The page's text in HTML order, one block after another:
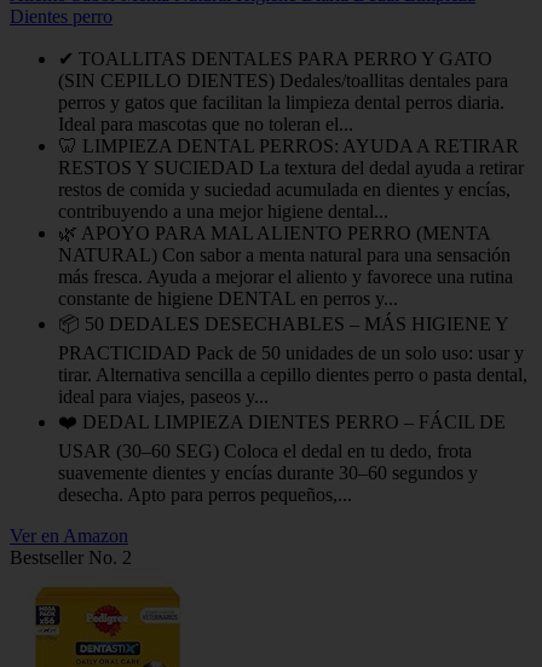
Dientes perro
✔ TOALLITAS DENTALES PARA PERRO Y GATO
(SIN CEPILLO DIENTES) Dedales/toallitas dentales para
perros y gatos que facilitan la limpieza dental perros diaria.
Ideal para mascotas que no toleran el...
🦷 LIMPIEZA DENTAL PERROS: AYUDA A RETIRAR
RESTOS Y SUCIEDAD La textura del dedal ayuda a retirar
restos de comida y suciedad acumulada en dientes y encías,
contribuyendo a una mejor higiene dental...
🌿 APOYO PARA MAL ALIENTO PERRO (MENTA
NATURAL) Con sabor a menta natural para una sensación
más fresca. Ayuda a mejorar el aliento y favorece una rutina
constante de higiene DENTAL en perros y...
📦 50 DEDALES DESECHABLES – MÁS HIGIENE Y
PRACTICIDAD Pack de 50 unidades de un solo uso: usar y
tirar. Alternativa sencilla a cepillo dientes perro o pasta dental,
ideal para viajes, paseos y...
❤️ DEDAL LIMPIEZA DIENTES PERRO – FÁCIL DE
USAR (30–60 SEG) Coloca el dedal en tu dedo, frota
suavemente dientes y encías durante 30–60 segundos y
desecha. Apto para perros pequeños,...
Ver en Amazon
Bestseller No. 2